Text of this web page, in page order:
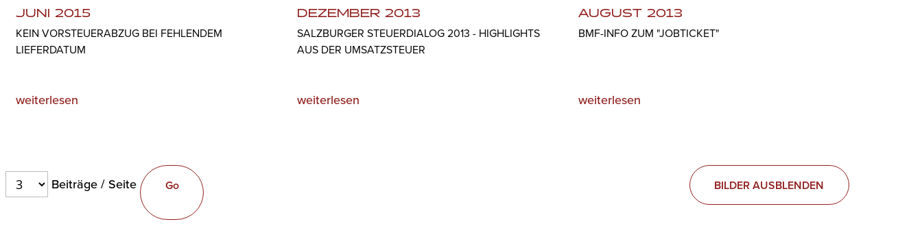
JUNI 2015
KEIN VORSTEUERABZUG BEI FEHLENDEM
LIEFERDATUM
weiterlesen
DEZEMBER 2013
SALZBURGER STEUERDIALOG 2013 - HIGHLIGHTS
AUS DER UMSATZSTEUER
weiterlesen
AUGUST 2013
BMF-INFO ZUM "JOBTICKET"
weiterlesen
Beiträge / Seite BILDER AUSBLENDEN